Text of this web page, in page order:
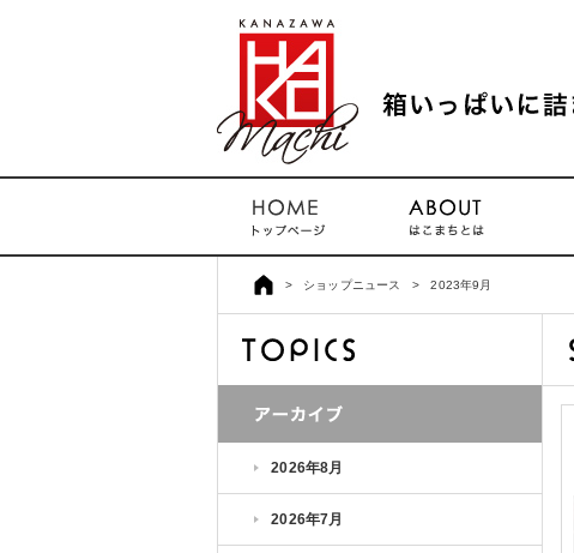
> ショップニュース > 2023年9月
2026年8月
2026年7月